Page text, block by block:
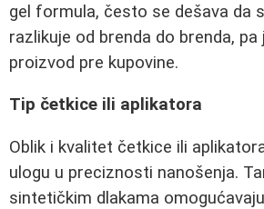
gel formula, često se dešava da
razlikuje od brenda do brenda,
proizvod pre kupovine.
Tip četkice ili aplikatora
Oblik i kvalitet četkice ili
ulogu u preciznosti nanošenja.
sintetičkim dlakama